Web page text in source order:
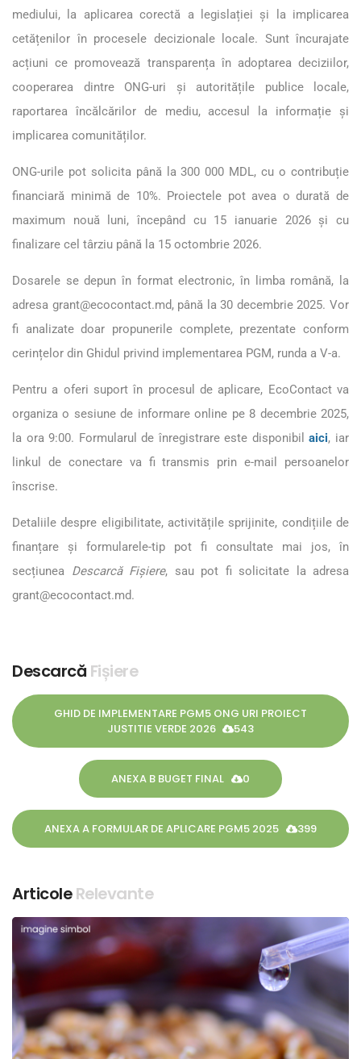
mediului, la aplicarea corectă a legislației și la implicarea
cetățenilor în procesele decizionale locale. Sunt încurajate
acțiuni ce promovează transparența în adoptarea deciziilor,
cooperarea dintre ONG-uri și autoritățile publice locale,
raportarea încălcărilor de mediu, accesul la informație și
implicarea comunităților.
ONG-urile pot solicita până la 300 000 MDL, cu o contribuție
financiară minimă de 10%. Proiectele pot avea o durată de
maximum nouă luni, începând cu 15 ianuarie 2026 și cu
finalizare cel târziu până la 15 octombrie 2026.
Dosarele se depun în format electronic, în limba română, la
adresa grant@ecocontact.md, până la 30 decembrie 2025. Vor
fi analizate doar propunerile complete, prezentate conform
cerințelor din Ghidul privind implementarea PGM, runda a V-a.
Pentru a oferi suport în procesul de aplicare, EcoContact va
organiza o sesiune de informare online pe 8 decembrie 2025,
la ora 9:00. Formularul de înregistrare este disponibilaici, iar
linkul de conectare va fi transmis prin e-mail persoanelor
înscrise.
Detaliile despre eligibilitate, activitățile sprijinite, condițiile de
finanțare și formularele-tip pot fi consultate mai jos, în
secțiunea Descarcă Fișiere, sau pot fi solicitate la adresa
grant@ecocontact.md.
Descarcă Fișiere
GHID DE IMPLEMENTARE PGM5 ONG URI PROIECT
JUSTITIE VERDE 2026
543
ANEXA B BUGET FINAL 0
ANEXA A FORMULAR DE APLICARE PGM5 2025 399
ArticoleRelevante